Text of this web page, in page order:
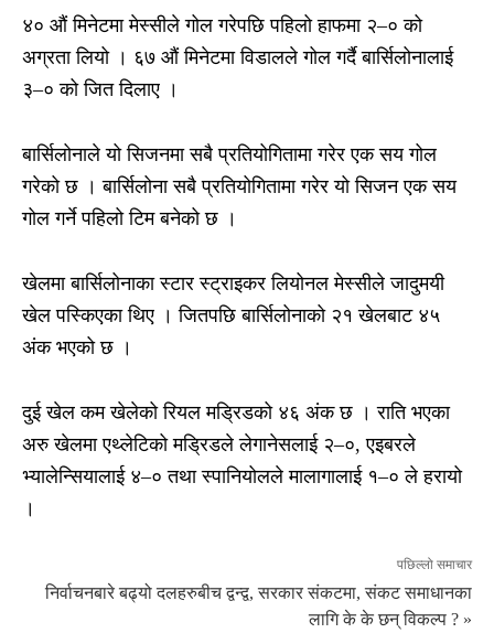
४० औं मिनेटमा मेस्सीले गोल गरेपछि पहिलो हाफमा २–० को
अग्रता लियो । ६७ औं मिनेटमा विडालले गोल गर्दै बार्सिलोनालाई
३–० को जित दिलाए ।
बार्सिलोनाले यो सिजनमा सबै प्रतियोगितामा गरेर एक सय गोल
गरेको छ । बार्सिलोना सबै प्रतियोगितामा गरेर यो सिजन एक सय
गोल गर्ने पहिलो टिम बनेको छ ।
खेलमा बार्सिलोनाका स्टार स्ट्राइकर लियोनल मेस्सीले जादुमयी
खेल पस्किएका थिए । जितपछि बार्सिलोनाको २१ खेलबाट ४५
अंक भएको छ ।
दुई खेल कम खेलेको रियल मड्रिडको ४६ अंक छ । राति भएका
अरु खेलमा एथ्लेटिको मड्रिडले लेगानेसलाई २–०, एइबरले
भ्यालेन्सियालाई ४–० तथा स्पानियोलले मालागालाई १–० ले हरायो
।
पछिल्लो समाचार
निर्वाचनबारे बढ्यो दलहरुबीच द्वन्द्व, सरकार संकटमा, संकट समाधानका
लागि के के छन् विकल्प ? »